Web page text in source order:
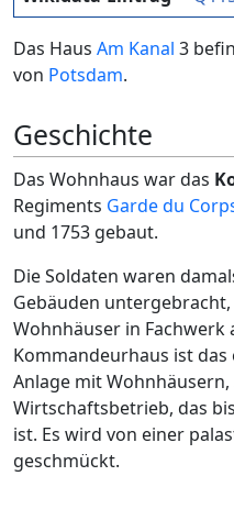
Das Haus Am Kanal 3
von Potsdam.
Geschichte
Das Wohnhaus war das
Regiments Garde du
und 1753 gebaut.
Die Soldaten waren
Gebäuden
Wohnhäuser in
Kommandeurhaus ist
Anlage mit
Wirtschaftsbetrieb, das
ist. Es wird von einer
geschmückt.